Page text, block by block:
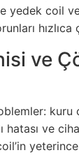
yedek coil
ve
kuru
ve